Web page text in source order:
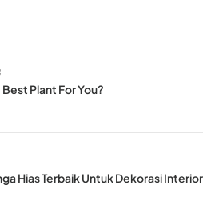
Best Plant For You?
Hias Terbaik Untuk Dekorasi Interior